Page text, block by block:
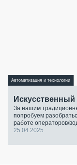
Автоматизация и технологии
Искусственный
За нашим
попробуем
работе операторов/
25.04.2025